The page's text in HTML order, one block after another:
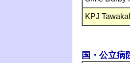
KPJ
国・公立病